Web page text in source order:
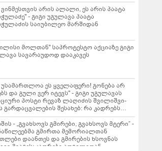
არის ალალი, ეს არის პაატა
- გიგი უგულავა პაატა
საიუბილეო მარშიდან
მოლთან" საპროტესტო აქციაზე გიგი
სავარაუდოდ დააკავეს
ეს ყველაფერი! გონება არ
და გული ვერ იტევს" - გიგი უგულავას
პოსტი რე­ვაზ ლა­ღი­ძის შვი­ლიშ­ვი­
გარდაცვალების შესახებ: რა კადრებს
პოლიტიკოსი?
- „გვახსოვს გმირები, გვახსოვს მტერი” -
გმირთა მემორიალთან
დაანთეს და გმირების ხსოვნას
მიაგეს: კადრები ადგილიდან